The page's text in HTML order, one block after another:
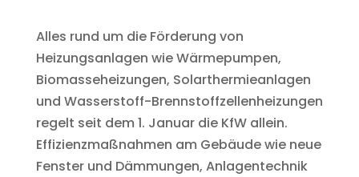
Alles rund um die Förderung von
Heizungsanlagen wie Wärmepumpen,
Biomasseheizungen, Solarthermieanlagen
und Wasserstoff-Brennstoffzellenheizungen
regelt seit dem 1. Januar die KfW allein.
Effizienzmaßnahmen am Gebäude wie neue
Fenster und Dämmungen, Anlagentechnik